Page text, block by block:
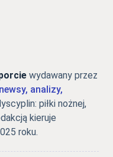
wydawany przez
newsy, analizy,
piłki nożnej,
kieruje
roku.